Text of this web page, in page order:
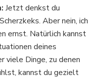
Jetzt denkst du
Aber nein, ich
ernst. Natürlich kannst
deines
viele Dinge, zu denen
kannst du gezielt